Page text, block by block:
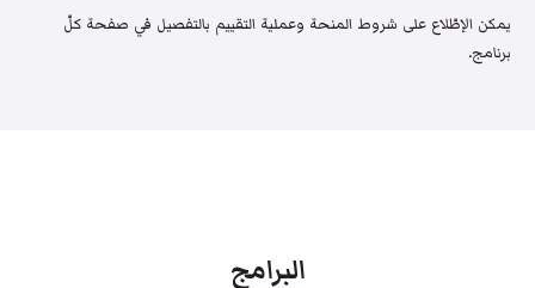
يمكن الإطّلاع على شروط المنحة وعملية التقييم بالتفصيل في صفحة كلّ
برنامج.
البرامج